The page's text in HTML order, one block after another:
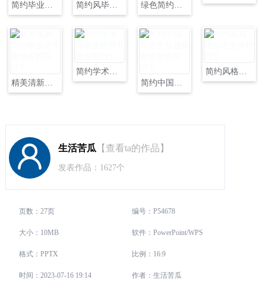
简约毕业答辩开题报告PPT 简约风毕业答辩开题报告PPT 绿色简约风毕业答辩PPT
精美清新简约毕业论开题报告答辩PPT
简约学术风毕业答辩开题报告PPT
简约中国风论文开题报告毕业答辩PPT
简约风格毕业论文答辩PPT
生活苦瓜 【查看ta的作品】
发表作品：1627个
页数：27页 编号：P54678
大小：10MB 软件：PowerPoint/WPS
格式：PPTX 比例：16:9
时间：2023-07-16 19:14 作者：生活苦瓜